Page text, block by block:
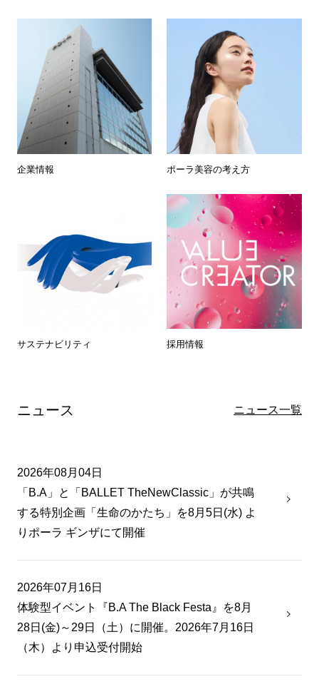
企業情報 ポーラ美容の考え方
サステナビリティ 採用情報
ニュース ニュース一覧
2026年08月04日
「B.A」と「BALLET TheNewClassic」が共鳴
する特別企画「生命のかたち」を8月5日(水) よ
りポーラ ギンザにて開催
2026年07月16日
体験型イベント『B.A The Black Festa』を8月
28日(金)～29日（土）に開催。2026年7月16日
（木）より申込受付開始